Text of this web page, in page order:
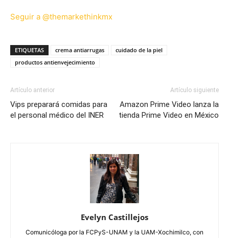
Seguir a @themarkethinkmx
ETIQUETAS crema antiarrugas
cuidado de la piel
productos antienvejecimiento
Artículo anterior
Vips preparará comidas para
el personal médico del INER
Artículo siguiente
Amazon Prime Video lanza la
tienda Prime Video en México
Evelyn Castillejos
Comunicóloga por la FCPyS-UNAM y la UAM-Xochimilco, con